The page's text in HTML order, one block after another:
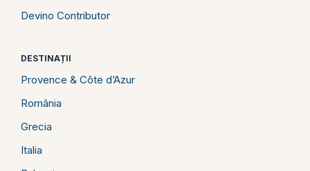
Devino Contributor
DESTINAȚII
Provence & Côte d’Azur
România
Grecia
Italia